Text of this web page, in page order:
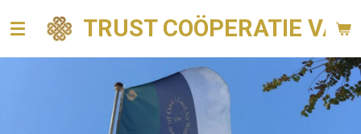
direct
naar
TRUST COÖPERATIE